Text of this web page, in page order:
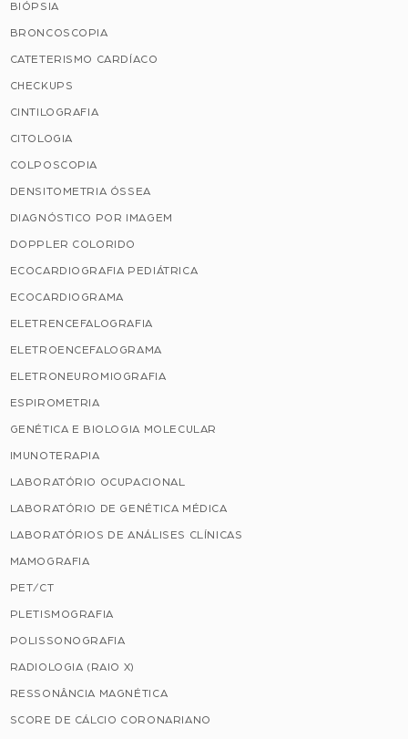
BIÓPSIA
BRONCOSCOPIA
CATETERISMO CARDÍACO
CHECKUPS
CINTILOGRAFIA
CITOLOGIA
COLPOSCOPIA
DENSITOMETRIA ÓSSEA
DIAGNÓSTICO POR IMAGEM
DOPPLER COLORIDO
ECOCARDIOGRAFIA PEDIÁTRICA
ECOCARDIOGRAMA
ELETRENCEFALOGRAFIA
ELETROENCEFALOGRAMA
ELETRONEUROMIOGRAFIA
ESPIROMETRIA
GENÉTICA E BIOLOGIA MOLECULAR
IMUNOTERAPIA
LABORATÓRIO OCUPACIONAL
LABORATÓRIO DE GENÉTICA MÉDICA
LABORATÓRIOS DE ANÁLISES CLÍNICAS
MAMOGRAFIA
PET/CT
PLETISMOGRAFIA
POLISSONOGRAFIA
RADIOLOGIA (RAIO X)
RESSONÂNCIA MAGNÉTICA
SCORE DE CÁLCIO CORONARIANO